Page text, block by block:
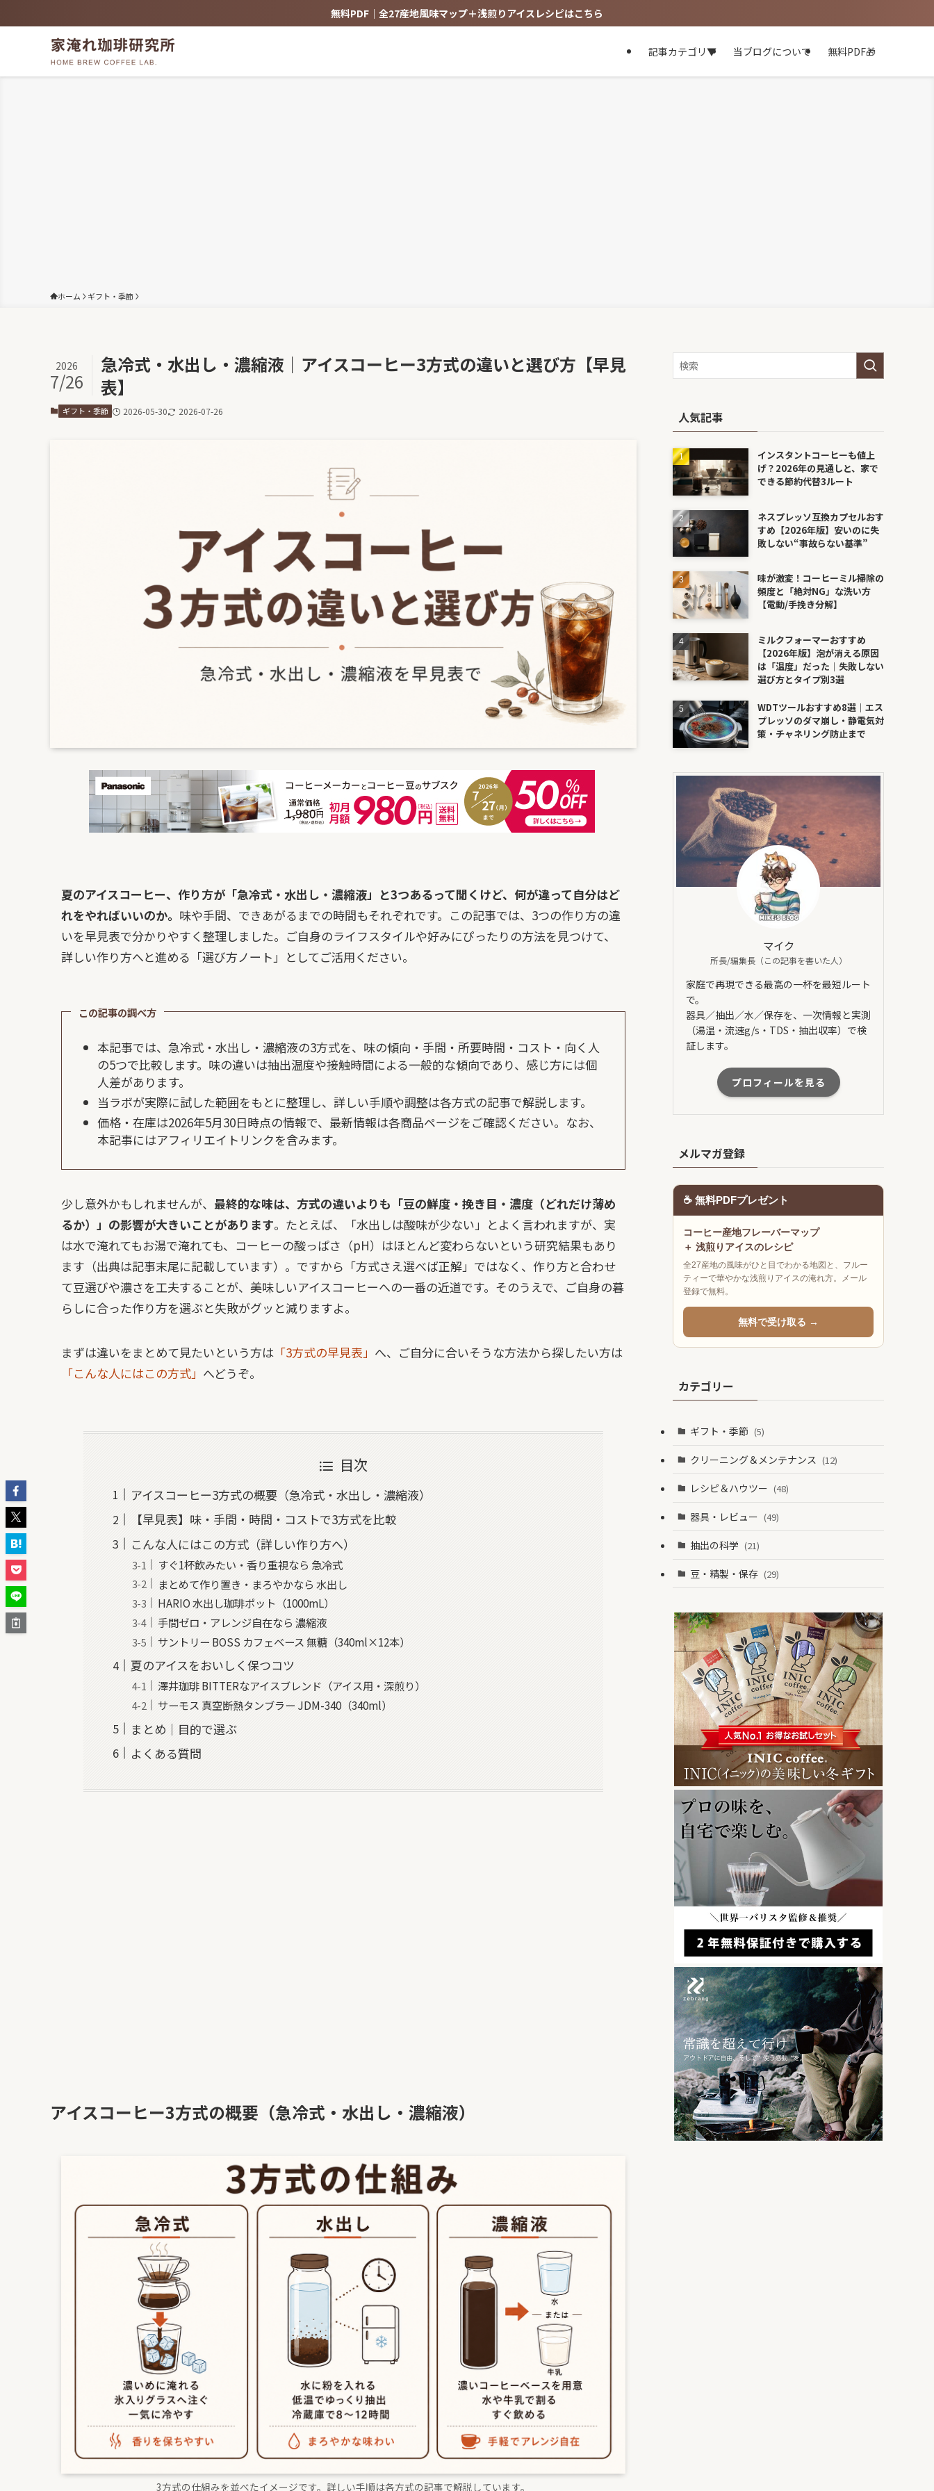
無料PDF｜全27産地風味マップ＋浅煎りアイスレシピはこちら
記事カテゴリ▼ 当ブログについて 無料PDF🎁
ホーム ギフト・季節
急冷式・水出し・濃縮液｜アイスコーヒー3方式の違いと選び方【早見
表】
2026
7/26
ギフト・季節 2026-05-30 2026-07-26
夏のアイスコーヒー、作り方が「急冷式・水出し・濃縮液」と3つあるって聞くけど、何が違って自分はど
れをやればいいのか。 味や手間、できあがるまでの時間もそれぞれです。この記事では、3つの作り方の違
いを早見表で分かりやすく整理しました。ご自身のライフスタイルや好みにぴったりの方法を見つけて、
詳しい作り方へと進める「選び方ノート」としてご活用ください。
この記事の調べ方
本記事では、急冷式・水出し・濃縮液の3方式を、味の傾向・手間・所要時間・コスト・向く人
の5つで比較します。味の違いは抽出温度や接触時間による一般的な傾向であり、感じ方には個
人差があります。
当ラボが実際に試した範囲をもとに整理し、詳しい手順や調整は各方式の記事で解説します。
価格・在庫は2026年5月30日時点の情報で、最新情報は各商品ページをご確認ください。なお、
本記事にはアフィリエイトリンクを含みます。
少し意外かもしれませんが、 最終的な味は、方式の違いよりも「豆の鮮度・挽き目・濃度（どれだけ薄め
るか）」の影響が大きいことがあります。たとえば、「水出しは酸味が少ない」とよく言われますが、実
は水で淹れてもお湯で淹れても、コーヒーの酸っぱさ（pH）はほとんど変わらないという研究結果もあり
ます（出典は記事末尾に記載しています）。ですから「方式さえ選べば正解」ではなく、作り方と合わせ
て豆選びや濃さを工夫することが、美味しいアイスコーヒーへの一番の近道です。そのうえで、ご自身の暮
らしに合った作り方を選ぶと失敗がグッと減りますよ。
まずは違いをまとめて見たいという方は 「3方式の早見表」 へ、ご自分に合いそうな方法から探したい方は
「こんな人にはこの方式」 へどうぞ。
目次
アイスコーヒー3方式の概要（急冷式・水出し・濃縮液）
【早見表】味・手間・時間・コストで3方式を比較
こんな人にはこの方式（詳しい作り方へ）
すぐ1杯飲みたい・香り重視なら 急冷式
まとめて作り置き・まろやかなら 水出し
HARIO 水出し珈琲ポット（1000mL）
手間ゼロ・アレンジ自在なら 濃縮液
サントリー BOSS カフェベース 無糖（340ml×12本）
夏のアイスをおいしく保つコツ
澤井珈琲 BITTERなアイスブレンド（アイス用・深煎り）
サーモス 真空断熱タンブラー JDM-340（340ml）
まとめ｜目的で選ぶ
よくある質問
アイスコーヒー3方式の概要（急冷式・水出し・濃縮液）
3方式の仕組みを並べたイメージです。詳しい手順は各方式の記事で解説しています。
人気記事
インスタントコーヒーも値上
げ？2026年の見通しと、家で
できる節約代替3ルート
ネスプレッソ互換カプセルおす
すめ【2026年版】安いのに失
敗しない“事故らない基準”
味が激変！コーヒーミル掃除の
頻度と「絶対NG」な洗い方
【電動/手挽き分解】
ミルクフォーマーおすすめ
【2026年版】泡が消える原因
は「温度」だった｜失敗しない
選び方とタイプ別3選
WDTツールおすすめ8選｜エス
プレッソのダマ崩し・静電気対
策・チャネリング防止まで
マイク
所長/編集長（この記事を書いた人）
家庭で再現できる最高の一杯を最短ルート
で。
器具／抽出／水／保存を、一次情報と実測
（湯温・流速g/s・TDS・抽出収率）で検
証します。
プロフィールを見る
メルマガ登録
☕ 無料PDFプレゼント
コーヒー産地フレーバーマップ
＋ 浅煎りアイスのレシピ
全27産地の風味がひと目でわかる地図と、フルー
ティーで華やかな浅煎りアイスの淹れ方。メール
登録で無料。
無料で受け取る →
カテゴリー
ギフト・季節 (5)
クリーニング＆メンテナンス (12)
レシピ＆ハウツー (48)
器具・レビュー (49)
抽出の科学 (21)
豆・精製・保存 (29)